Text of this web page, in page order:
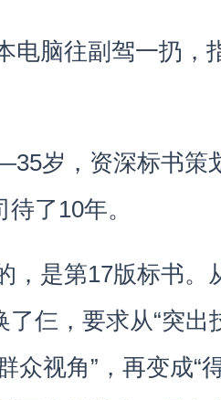
电脑往副驾一扔，
岁，资深标书策
了10年。
，是第17版标书。
仨，要求从“突出
众视角”，再变成“